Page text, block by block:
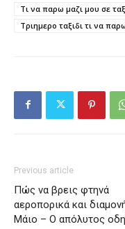
Τι να παρω μαζι μου σε
Τριημερο ταξιδι τι να
Previous article
Πώς να βρεις φτηνά
αεροπορικά και
Μάιο – Ο απόλυτος